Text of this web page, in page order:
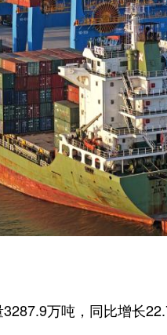
万吨，同比增长